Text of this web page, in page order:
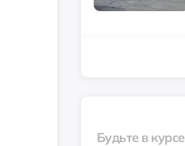
Будьте в курсе